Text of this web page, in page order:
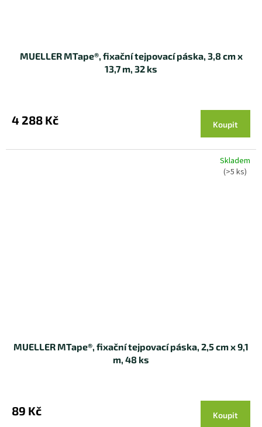
MUELLER MTape®, fixační tejpovací páska, 3,8 cm x
13,7 m, 32 ks
4 288 Kč Koupit
Skladem
(>5 ks)
MUELLER MTape®, fixační tejpovací páska, 2,5 cm x 9,1
m, 48 ks
89 Kč Koupit